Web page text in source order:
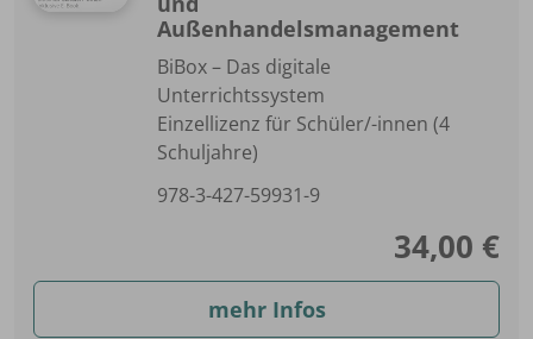
Außenhandelsmanagement
BiBox – Das digitale
Unterrichtssystem
Einzellizenz für Schüler/-innen (4
Schuljahre)
978-3-427-59931-9
34,00 €
mehr Infos